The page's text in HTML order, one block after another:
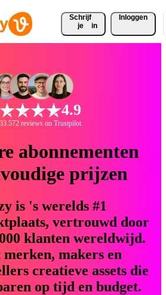
Schrijf
je
in
Inloggen
4.9
reviews on Trustpilot
abonnementen
prijzen
is 's werelds #1
vertrouwd door
klanten wereldwijd.
makers en
creatieve assets die
op tijd en budget.